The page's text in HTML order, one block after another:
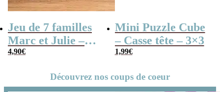
Jeu de 7 familles
Marc et Julie –
Les meilleures
4,90€
Mini Puzzle Cube
– Casse tête – 3×3
1,99€
Découvrez nos coups de coeur